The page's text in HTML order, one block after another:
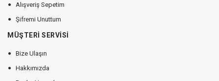
Alışveriş Sepetim
Şifremi Unuttum
MÜŞTERİ SERVİSİ
Bize Ulaşın
Hakkımızda